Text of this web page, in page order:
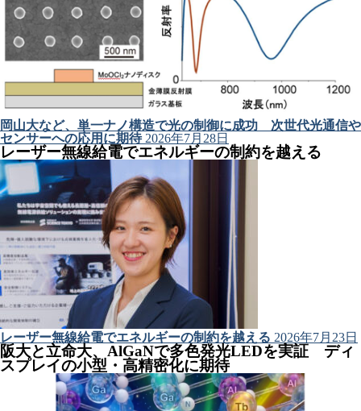
岡山大など、単一ナノ構造で光の制御に成功 次世代光通信や
センサーへの応用に期待 2026年7月28日
レーザー無線給電でエネルギーの制約を越える
レーザー無線給電でエネルギーの制約を越える 2026年7月23日
阪大と立命大、AlGaNで多色発光LEDを実証 ディ
スプレイの小型・高精密化に期待